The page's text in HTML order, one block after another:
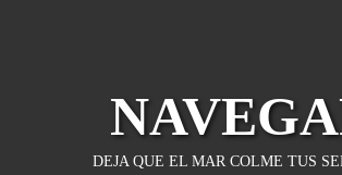
DEJA QUE EL MAR COLME TUS